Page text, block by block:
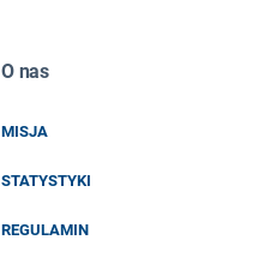
O nas
MISJA
STATYSTYKI
REGULAMIN